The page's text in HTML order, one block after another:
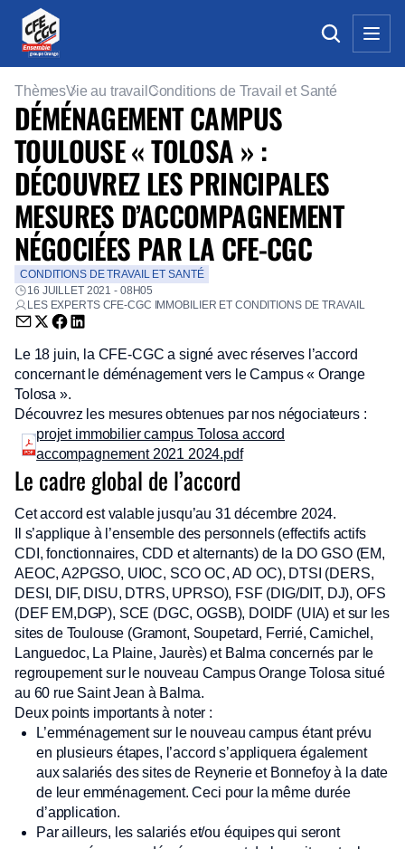
ThèmesVie au travail Conditions de Travail et Santé
DÉMÉNAGEMENT CAMPUS
TOULOUSE « TOLOSA » :
DÉCOUVREZ LES PRINCIPALES
MESURES D’ACCOMPAGNEMENT
NÉGOCIÉES PAR LA CFE-CGC
CONDITIONS DE TRAVAIL ET SANTÉ
16 JUILLET 2021 - 08H05
LES EXPERTS CFE-CGC IMMOBILIER ET CONDITIONS DE TRAVAIL
Envoyer par email (nouvelle fenêtre)
Partager sur Twitter (nouvelle fenêtre)
Partager sur Facebook (nouvelle fenêtre)
Partager sur LinkedIn (nouvelle fenêtre)
Le 18 juin, la CFE-CGC a signé avec réserves l’accord
concernant le déménagement vers le Campus « Orange
Tolosa ».
Découvrez les mesures obtenues par nos négociateurs :
projet immobilier campus Tolosa accord
accompagnement 2021 2024.pdf
Le cadre global de l’accord
Cet accord est valable jusqu’au 31 décembre 2024.
Il s’applique à l’ensemble des personnels (effectifs actifs
CDI, fonctionnaires, CDD et alternants) de la DO GSO (EM,
AEOC, A2PGSO, UIOC, SCO OC, AD OC), DTSI (DERS,
DESI, DIF, DISU, DTRS, UPRSO), FSF (DIG/DIT, DJ), OFS
(DEF EM,DGP), SCE (DGC, OGSB), DOIDF (UIA) et sur les
sites de Toulouse (Gramont, Soupetard, Ferrié, Camichel,
Languedoc, La Plaine, Jaurès) et Balma concernés par le
regroupement sur le nouveau Campus Orange Tolosa situé
au 60 rue Saint Jean à Balma.
Deux points importants à noter :
L’emménagement sur le nouveau campus étant prévu
en plusieurs étapes, l’accord s’appliquera également
aux salariés des sites de Reynerie et Bonnefoy à la date
de leur emménagement. Ceci pour la même durée
d’application.
Par ailleurs, les salariés et/ou équipes qui seront